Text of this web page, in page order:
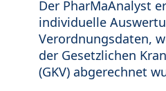
Der PharMaAnalyst
individuelle
Verordnungsdaten,
der Gesetzlichen
(GKV) abgerechnet